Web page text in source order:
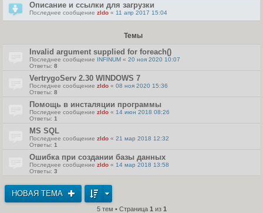
Описание и ссылки для загрузки
Последнее сообщение zldo « 11 апр 2017 15:04
Темы
Invalid argument supplied for foreach()
Последнее сообщение INFINUM « 20 ноя 2020 10:07
Ответы: 8
VertrygoServ 2.30 WINDOWS 7
Последнее сообщение zldo « 08 ноя 2020 15:36
Ответы: 8
Помощь в инсталяции программы
Последнее сообщение zldo « 14 июн 2018 08:26
Ответы: 1
MS SQL
Последнее сообщение zldo « 21 мар 2018 12:32
Ответы: 1
Ошибка при создании базы данных
Последнее сообщение zldo « 14 мар 2018 13:58
Ответы: 3
НОВАЯ ТЕМА
5 тем • Страница 1 из 1